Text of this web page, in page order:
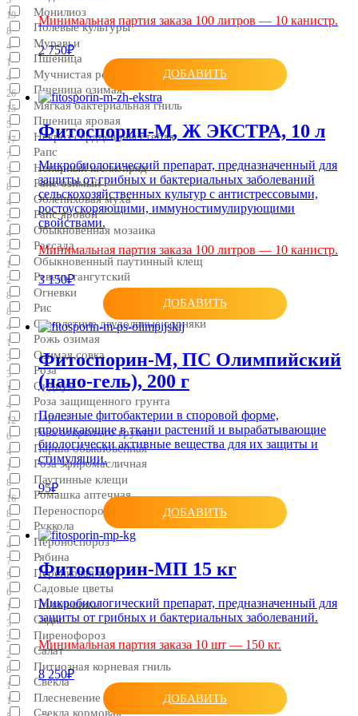
19
Полевые культуры
4
Пшеница
4
Пшеница озимая
15
Пшеница яровая
17
Рапс
3
Рапс озимый
4
Рапс яровой
4
Рассада
1
Ревень тангутский
8
Рис
4
Рожь озимая
3
Роза
1
Роза защищенного грунта
12
Роза открытого грунта
4
Роза эфиромасличная
8
Ромашка аптечная
8
Руккола
4
Рябина
5
Садовые цветы
1
Сады
2
Салат
8
Свекла
1
Свекла кормовая
Монилиоз
8
Муравьи
1
Мучнистая роса
26
Мягкая бактериальная гниль
5
Некроз сердцевины стебля
7
Непарный шелкопряд
8
Облепиховая муха
2
Обыкновенная мозаика
2
Обыкновенный паутинный клещ
2
Огневки
8
Однолетние двудольные сорняки
1
Озимая совка
3
Оидиум
4
Парша
6
Парша обыкновенная
1
Паутинные клещи
16
Переноспороз
2
Пероноспороз
7
Персиковая тля
6
Пилильщики
3
Пиренофороз
2
Питиозная корневая гниль
1
Плесневение семян
Минимальная партия заказа 100 литров — 10 канистр.
2 750₽
ДОБАВИТЬ
Фитоспорин-М, Ж ЭКСТРА, 10 л
Микробиологический препарат, предназначенный для
защиты от грибных и бактериальных заболеваний
сельскохозяйственных культур с антистрессовыми,
ростоускоряющими, иммуностимулирующими
свойствами.
Минимальная партия заказа 100 литров — 10 канистр.
3 150₽
ДОБАВИТЬ
Фитоспорин-М, ПС Олимпийский
(нано-гель), 200 г
Полезные фитобактерии в споровой форме,
проникающие в ткани растений и вырабатывающие
биологически активные вещества для их защиты и
стимуляции.
95₽
ДОБАВИТЬ
Фитоспорин-МП 15 кг
Микробиологический препарат, предназначенный для
защиты от грибных и бактериальных заболеваний.
Минимальная партия заказа 10 шт — 150 кг.
8 250₽
ДОБАВИТЬ